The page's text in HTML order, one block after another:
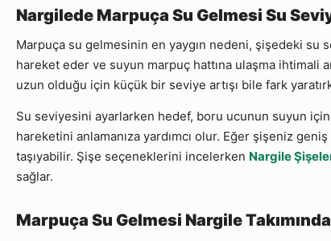
Nargilede Marpuça Su Gelmesi Su
Marpuça su gelmesinin en yaygın nedeni, şişedeki su
hareket eder ve suyun marpuç hattına ulaşma ihtimali
uzun olduğu için küçük bir seviye artışı bile fark
Su seviyesini ayarlarken hedef, boru ucunun suyun
hareketini anlamanıza yardımcı olur. Eğer şişeniz
taşıyabilir. Şişe seçeneklerini incelerken Nargile
sağlar.
Marpuça Su Gelmesi Nargile